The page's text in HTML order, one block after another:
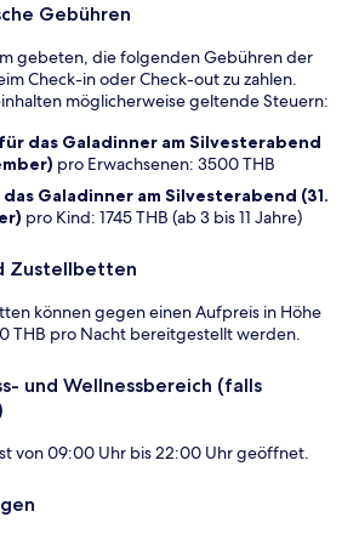
Gebühren
gebeten, die folgenden Gebühren der
Check-in oder Check-out zu zahlen.
möglicherweise geltende Steuern:
das Galadinner am Silvesterabend
pro Erwachsenen: 3500 THB
Galadinner am Silvesterabend (31.
pro Kind: 1745 THB (ab 3 bis 11 Jahre)
Zustellbetten
können gegen einen Aufpreis in Höhe
THB pro Nacht bereitgestellt werden.
und Wellnessbereich (falls
von 09:00 Uhr bis 22:00 Uhr geöffnet.